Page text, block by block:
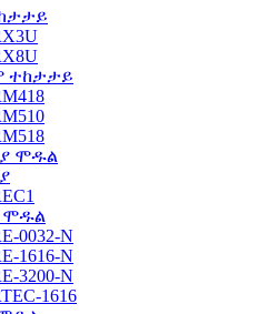
ተከታታይ
ሞዱል
ሞዱል
0032-N
1616-N
3200-N
1616